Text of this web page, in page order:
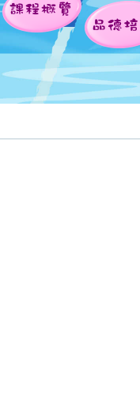
課程概覽
品德培